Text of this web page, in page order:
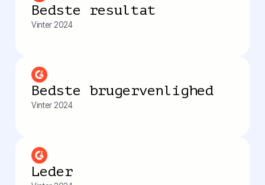
Bedste resultat
Vinter 2024
Bedste brugervenlighed
Vinter 2024
Leder